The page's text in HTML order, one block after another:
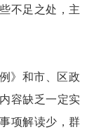
不足之处，主
》和市、区政
容缺乏一定实
项解读少，群